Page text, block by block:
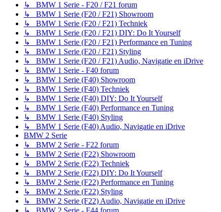
↳ BMW 1 Serie - F20 / F21 forum
↳ BMW 1 Serie (F20 / F21) Showroom
↳ BMW 1 Serie (F20 / F21) Techniek
↳ BMW 1 Serie (F20 / F21) DIY: Do It Yourself
↳ BMW 1 Serie (F20 / F21) Performance en Tuning
↳ BMW 1 Serie (F20 / F21) Styling
↳ BMW 1 Serie (F20 / F21) Audio, Navigatie en iDrive
↳ BMW 1 Serie - F40 forum
↳ BMW 1 Serie (F40) Showroom
↳ BMW 1 Serie (F40) Techniek
↳ BMW 1 Serie (F40) DIY: Do It Yourself
↳ BMW 1 Serie (F40) Performance en Tuning
↳ BMW 1 Serie (F40) Styling
↳ BMW 1 Serie (F40) Audio, Navigatie en iDrive
BMW 2 Serie
↳ BMW 2 Serie - F22 forum
↳ BMW 2 Serie (F22) Showroom
↳ BMW 2 Serie (F22) Techniek
↳ BMW 2 Serie (F22) DIY: Do It Yourself
↳ BMW 2 Serie (F22) Performance en Tuning
↳ BMW 2 Serie (F22) Styling
↳ BMW 2 Serie (F22) Audio, Navigatie en iDrive
↳ BMW 2 Serie - F44 forum